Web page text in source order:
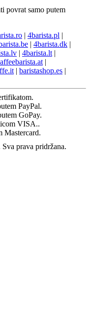
povrat samo putem
| 4barista.pl |
| 4barista.dk |
| 4barista.lt |
|
| baristashop.es |
prava pridržana.